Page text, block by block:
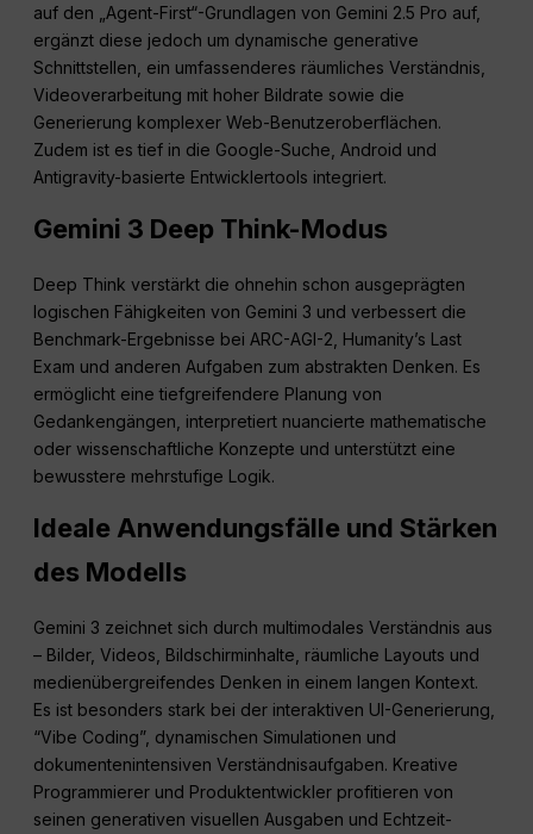
auf den „Agent-First“-Grundlagen von Gemini 2.5 Pro auf,
ergänzt diese jedoch um dynamische generative
Schnittstellen, ein umfassenderes räumliches Verständnis,
Videoverarbeitung mit hoher Bildrate sowie die
Generierung komplexer Web-Benutzeroberflächen.
Zudem ist es tief in die Google-Suche, Android und
Antigravity-basierte Entwicklertools integriert.
Gemini 3 Deep Think-Modus
Deep Think verstärkt die ohnehin schon ausgeprägten
logischen Fähigkeiten von Gemini 3 und verbessert die
Benchmark-Ergebnisse bei ARC-AGI-2, Humanity’s Last
Exam und anderen Aufgaben zum abstrakten Denken. Es
ermöglicht eine tiefgreifendere Planung von
Gedankengängen, interpretiert nuancierte mathematische
oder wissenschaftliche Konzepte und unterstützt eine
bewusstere mehrstufige Logik.
Ideale Anwendungsfälle und Stärken
des Modells
Gemini 3 zeichnet sich durch multimodales Verständnis aus
– Bilder, Videos, Bildschirminhalte, räumliche Layouts und
medienübergreifendes Denken in einem langen Kontext.
Es ist besonders stark bei der interaktiven UI-Generierung,
“Vibe Coding”, dynamischen Simulationen und
dokumentenintensiven Verständnisaufgaben. Kreative
Programmierer und Produktentwickler profitieren von
seinen generativen visuellen Ausgaben und Echtzeit-